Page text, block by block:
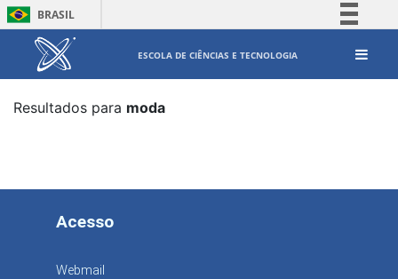
BRASIL
ESCOLA DE CIÊNCIAS E TECNOLOGIA
Resultados para moda
Acesso
Webmail